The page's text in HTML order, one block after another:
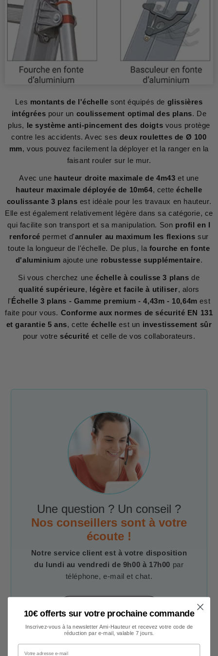
Les montants de l'échelle sont équipés de glissières
intégrées pour un coulissement optimal des plans. De
plus, le système anti-pincement des doigts vous protège
contre les accidents. Avec ses deux roulettes de Ø 100
mm, vous pouvez facilement la déployer et la ranger en la
faisant rouler sur le mur.
Avec une hauteur droite maximale de 4m43 et une
hauteur maximale déployée de 10m64, cette échelle
coulissante 3 plans est idéale pour les travaux en hauteur.
Elle est également relativement légère dans sa catégorie, ce
qui facilite son transport et sa manipulation. Son profil en I
renforcé permet d'annuler au maximum les flexions sur
toute la longueur de l'échelle. De plus, la fourche en fonte
d'aluminium ajoute une robustesse supplémentaire.
Si vous cherchez uneéchelle à coulisse 3 plans de
qualité supérieure, légère et facile à utiliser, alors
l'Échelle 3 plans - Gamme premium - 4,43m - 10,64m est
faite pour vous. Conforme aux normes de sécurité EN 131
et garantie 5 ans, cette échelle est un investissement sûr
pour votre sécurité et celle de vos collaborateurs.
Une question ? Un conseil ?
Nos conseillers sont à votre
écoute !
Notre service client est à votre disposition
du lundi au vendredi de 9h00 à 17h00 par
téléphone, e-mail et chat.
10€ offerts sur votre prochaine commande
Inscrivez-vous à la newsletter Ami-Hauteur et recevez votre code de
réduction par e-mail, valable 7 jours.
Votre adresse e-mail